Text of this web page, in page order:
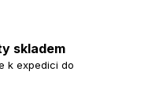
skladem
k expedici do